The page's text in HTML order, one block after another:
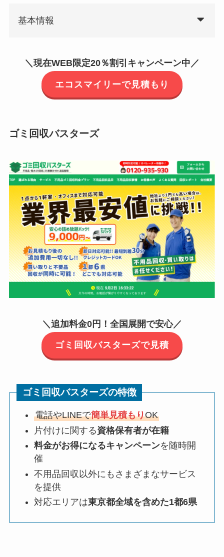
基本情報
＼現在WEB限定20％割引キャンペーン中／
エコスマイリーで見積もり
ゴミ回収バスターズ
＼追加料金0円！全国展開で安心／
ゴミ回収バスターズで見積
ゴミ回収バスターズの特徴
電話やLINEで簡単見積もりOK
片付けに関する資格保有者が在籍
料金がお得になるキャンペーンを随時開
催
不用品回収以外にもさまざまなサービス
を提供
対応エリアは東京都全域を含めた1都6県